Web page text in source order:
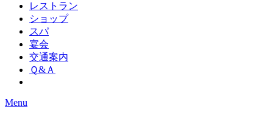
レストラン
ショップ
スパ
宴会
交通案内
Ｑ&Ａ
Menu